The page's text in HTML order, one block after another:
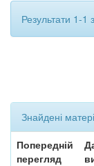
Результати 1-1
Знайдені
Попередній
перегляд